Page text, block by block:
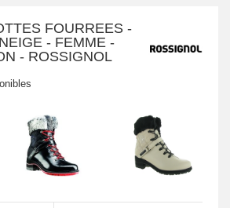
FOURREES -
- FEMME -
- ROSSIGNOL